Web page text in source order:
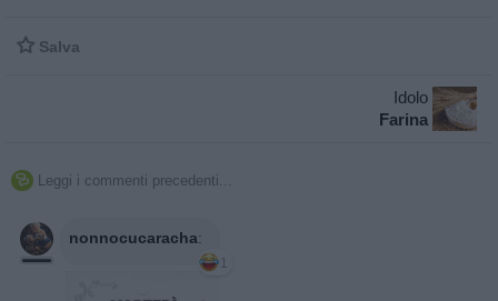
 Salva
Idolo
Farina
 Leggi i commenti precedenti...
nonnocucaracha:
1